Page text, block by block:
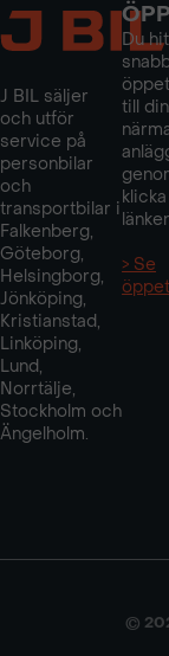
J BIL säljer
och utför
service på
personbilar
och
transportbilar i
Falkenberg,
Göteborg,
Helsingborg,
Jönköping,
Kristianstad,
Linköping,
Lund,
Norrtälje,
Stockholm och
Ängelholm.
Du
till din
> Se
©